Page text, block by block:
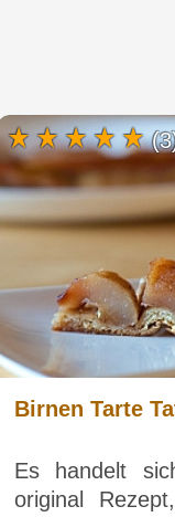
Birnen Tarte
Es handelt
original